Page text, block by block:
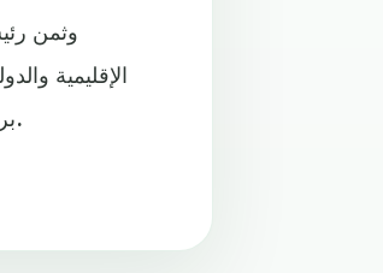
وثمن
الإقليمية
بروتوكولات التعاون، بما يضمن تعزيز مسار العلاقات الأخوية المتميزة مع المغرب.